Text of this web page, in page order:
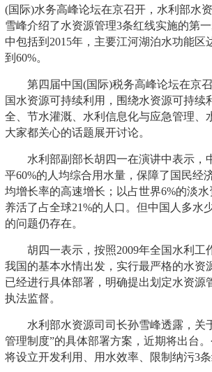
(国际)水务高峰论坛在京召开，水利部水
雪峰介绍了水资源管理3条红线实施的第
中包括到2015年，主要江河湖泊水功能区
到60%。
第四届中国(国际)税务高峰论坛在京召
国水资源可持续利用，围绕水资源可持续
全、节水灌溉、水利信息化与应急管理、
大家都关心的话题展开讨论。
水利部副部长胡四一在演讲中表示，
平60%的人均综合用水量，保障了国民经
均增长率的高速增长；以占世界6%的淡水
养活了占全球21%的人口。但中国人多水
的问题仍存在。
胡四一表示，按照2009年全国水利工
我国的基本水情出发，实行最严格的水资
已经进行具体部署，明确提出划定水资源
执法监督。
水利部水资源司司长孙雪峰透露，关
管理制度”的具体部署方案，近期将出台
将设立开发利用、用水效率、限制纳污3条